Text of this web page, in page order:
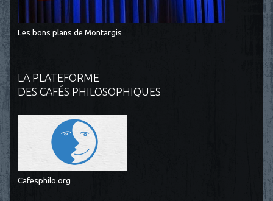
Les bons plans de Montargis
LA PLATEFORME
DES CAFÉS PHILOSOPHIQUES
Cafesphilo.org